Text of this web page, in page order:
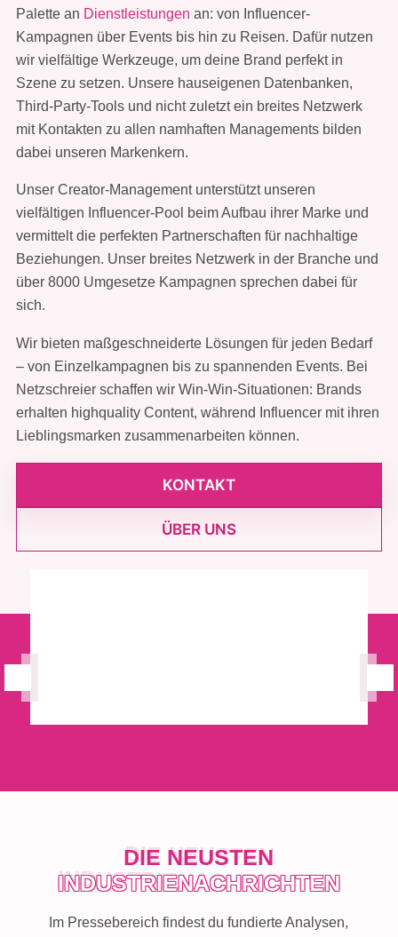
Palette an Dienstleistungen an: von Influencer-
Kampagnen über Events bis hin zu Reisen. Dafür nutzen
wir vielfältige Werkzeuge, um deine Brand perfekt in
Szene zu setzen. Unsere hauseigenen Datenbanken,
Third-Party-Tools und nicht zuletzt ein breites Netzwerk
mit Kontakten zu allen namhaften Managements bilden
dabei unseren Markenkern.
Unser Creator-Management unterstützt unseren
vielfältigen Influencer-Pool beim Aufbau ihrer Marke und
vermittelt die perfekten Partnerschaften für nachhaltige
Beziehungen. Unser breites Netzwerk in der Branche und
über 8000 Umgesetze Kampagnen sprechen dabei für
sich.
Wir bieten maßgeschneiderte Lösungen für jeden Bedarf
– von Einzelkampagnen bis zu spannenden Events. Bei
Netzschreier schaffen wir Win-Win-Situationen: Brands
erhalten highquality Content, während Influencer mit ihren
Lieblingsmarken zusammenarbeiten können.
KONTAKT
ÜBER UNS
DIE NEUSTEN
INDUSTRIENACHRICHTEN
Im Pressebereich findest du fundierte Analysen,